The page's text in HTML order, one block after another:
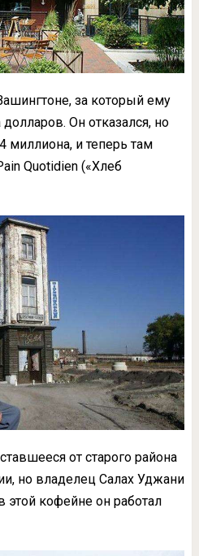
за который ему
Он отказался, но
миллиона, и теперь там
Quotidien («Хлеб
от старого района
но владелец Салах Уджани
этой кофейне он работал